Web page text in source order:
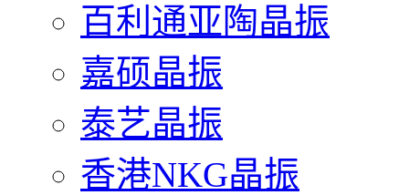
百利通亚陶晶振
嘉硕晶振
泰艺晶振
香港NKG晶振